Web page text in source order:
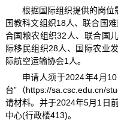
根据国际组织提供的岗
国教科文组织18人、联合国
合国粮农组织32人、联合国
际移民组织28人、国际农业
际航空运输协会1人。
申请人须于2024年4月
台”（https://sa.csc.edu.cn/
请材料。并于2024年5月1日
中心(行政楼413)。